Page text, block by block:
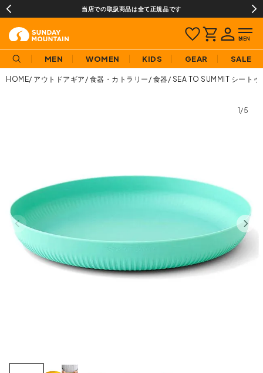
当店での取扱商品は全て正規品です
MEN WOMEN KIDS GEAR SALE
HOME アウトドアギア 食器・カトラリー 食器 SEA TO SUMMIT シート
1/5